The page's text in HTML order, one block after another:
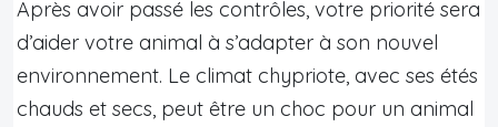
Après avoir passé les contrôles, votre priorité sera
d’aider votre animal à s’adapter à son nouvel
environnement. Le climat chypriote, avec ses étés
chauds et secs, peut être un choc pour un animal